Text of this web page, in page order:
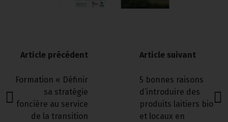
Article précédent
Formation « Définir
sa stratégie
foncière au service
de la transition
Article suivant
5 bonnes raisons
d’introduire des
produits laitiers bio
et locaux en